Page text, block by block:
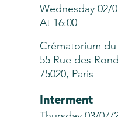
Wednesday 02/
At 16:00
Crématorium du
55 Rue des
75020, Paris
Interment